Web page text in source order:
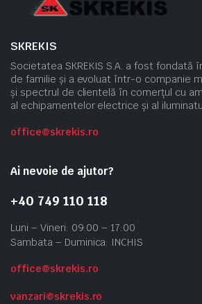
SKREKIS
Societatea SKREKIS S.A. a fost fondată
de familie și a evoluat într-o companie
și spectrul de clientelă în comerțul cu
al echipamentelor electrice și al
office@skrekis.ro
Ai nevoie de ajutor?
+40 749 110 118
Luni – Vineri: 09:00 – 17:00
Sambata – Duminica: INCHIS
office@skrekis.ro
vanzari@skrekis.ro